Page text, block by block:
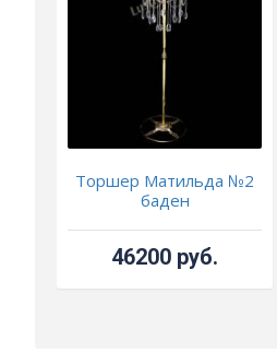
Торшер Матильда №2
баден
46200 руб.